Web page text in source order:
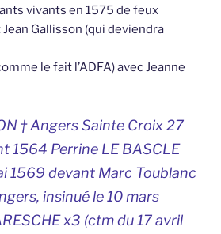
vivants en 1575 de feux
Gallisson (qui deviendra
le fait l’ADFA) avec Jeanne
† Angers Sainte Croix 27
1564 Perrine LE BASCLE
1569 devant Marc Toublanc
insinué le 10 mars
x3 (ctm du 17 avril